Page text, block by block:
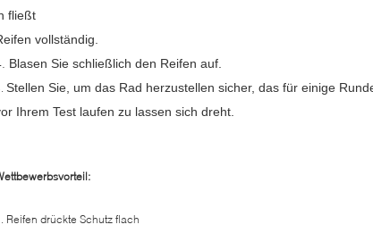
fließt
vollständig.
Blasen Sie schließlich den Reifen auf.
Stellen Sie, um das Rad herzustellen sicher, das für einige
Ihrem Test laufen zu lassen sich dreht.
Reifen drückte Schutz flach